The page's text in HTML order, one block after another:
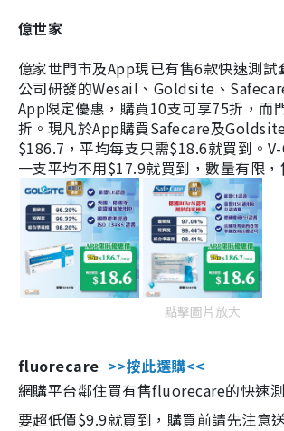
億世家
億家世門市及App現已有售6款快速測試
公司研發的Wesail、Goldsite、
App限定優惠，購買10支可享75折，而
折。現凡於App購買Safecare及
$186.7，平均每支只需$18.6就買到。
一支平均不用$17.9就買到，數量有限，
點擊圖片放大
fluorecare >>按此選購<<
網購平台鄰住買有售fluorecare的快速
要超低價$9.9就買到，購買前請先注意